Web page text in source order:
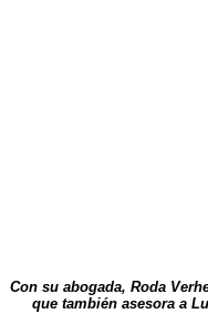
Con su abogada, Roda
que también asesora a